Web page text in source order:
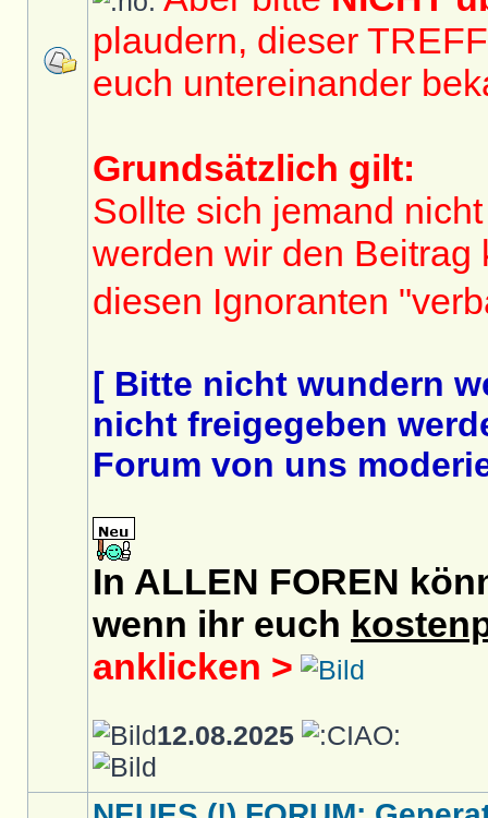
plaudern, dieser
euch untereinander
Grundsätzlich gilt:
Sollte sich jemand
werden wir den Beitrag
diesen Ignoranten
[ Bitte nicht wundern
nicht freigegeben
Forum von uns
In ALLEN FOREN
wenn ihr euch
anklicken >
12.08.2025